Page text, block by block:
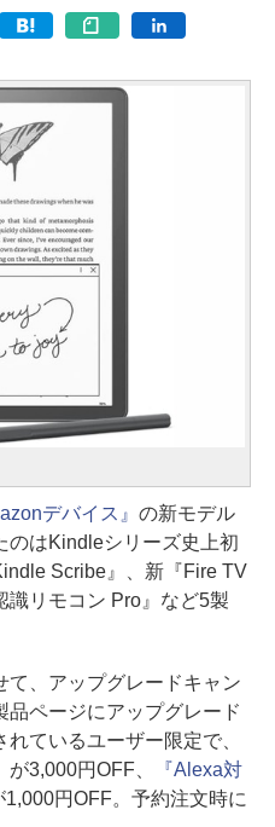
デバイス』 の新モデル
のはKindleシリーズ史上初
Scribe』、新『Fire TV
リモコン Pro』など5製
、アップグレードキャン
ページにアップグレード
ているユーザー限定で、
が3,000円OFF、
『Alexa対
1,000円OFF。予約注文時に